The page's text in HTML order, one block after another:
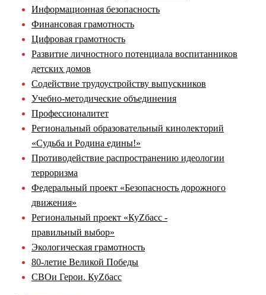
Информационная безопасность
Финансовая грамотность
Цифровая грамотность
Развитие личностного потенциала воспитанников
детских домов
Содействие трудоустройству выпускников
Учебно-методические объединения
Профессионалитет
Региональный образовательный кинолекторий
«Судьба и Родина едины!»
Противодействие распространению идеологии
терроризма
Федеральный проект «Безопасность дорожного
движения»
Региональный проект «КуZбасс -
правильный выбор»
Экологическая грамотность
80-летие Великой Победы
СВОи Герои. КуZбасс